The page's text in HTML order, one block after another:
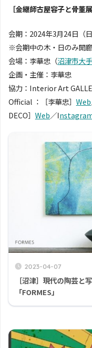
［金継師古屋容子と骨董展
会期：2024年3月24日（
※会期中の木・日のみ開廊
会場：李華忠（沼津市大
企画・主催：李華忠
協力：Interior Art
Official ：［李華忠］ Web
DECO］ Web／I
2023-04-07
［沼津］現代の陶芸と
「FORMES」